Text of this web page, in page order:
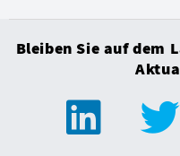
Bleiben Sie auf dem